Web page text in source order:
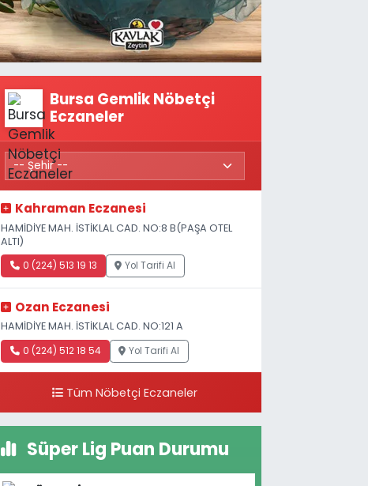
Bursa Gemlik Nöbetçi
Eczaneler
Kahraman Eczanesi
HAMİDİYE MAH. İSTİKLAL CAD. NO:8 B(PAŞA OTEL
ALTI)
0 (224) 513 19 13 Yol Tarifi Al
Ozan Eczanesi
HAMİDİYE MAH. İSTİKLAL CAD. NO:121 A
0 (224) 512 18 54 Yol Tarifi Al
Tüm Nöbetçi Eczaneler
Süper Lig Puan Durumu